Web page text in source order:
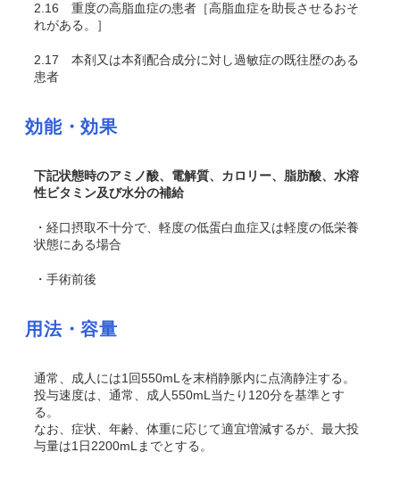
2.16 重度の高脂血症の患者［高脂血症を助長させるおそ
れがある。］
2.17 本剤又は本剤配合成分に対し過敏症の既往歴のある
患者
効能・効果
下記状態時のアミノ酸、電解質、カロリー、脂肪酸、水溶
性ビタミン及び水分の補給
・経口摂取不十分で、軽度の低蛋白血症又は軽度の低栄養
状態にある場合
・手術前後
用法・容量
通常、成人には1回550mLを末梢静脈内に点滴静注する。
投与速度は、通常、成人550mL当たり120分を基準とす
る。
なお、症状、年齢、体重に応じて適宜増減するが、最大投
与量は1日2200mLまでとする。